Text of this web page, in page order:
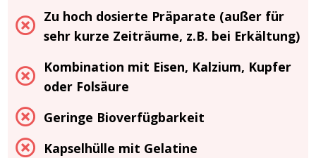
Zu hoch dosierte Präparate (außer für
sehr kurze Zeiträume, z.B. bei Erkältung)
Kombination mit Eisen, Kalzium, Kupfer
oder Folsäure
Geringe Bioverfügbarkeit
Kapselhülle mit Gelatine